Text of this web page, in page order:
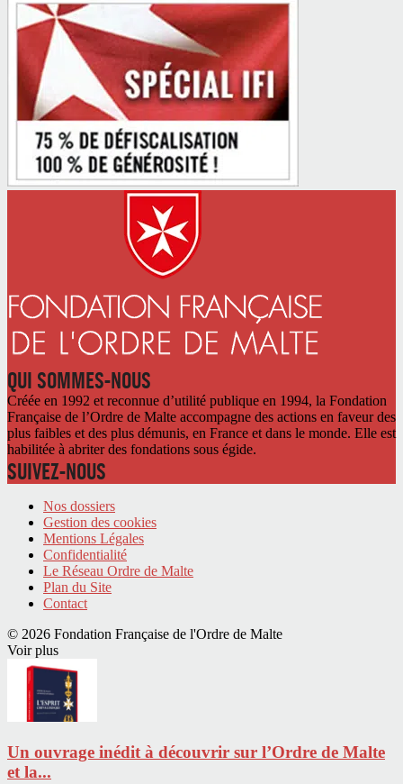
QUI SOMMES-NOUS
Créée en 1992 et reconnue d’utilité publique en 1994, la Fondation
Française de l’Ordre de Malte accompagne des actions en faveur des
plus faibles et des plus démunis, en France et dans le monde. Elle est
habilitée à abriter des fondations sous égide.
SUIVEZ-NOUS
Nos dossiers
Gestion des cookies
Mentions Légales
Confidentialité
Le Réseau Ordre de Malte
Plan du Site
Contact
© 2026 Fondation Française de l'Ordre de Malte
Voir plus
Un ouvrage inédit à découvrir sur l’Ordre de Malte
et la...